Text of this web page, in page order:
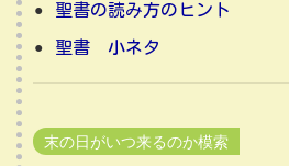
聖書の読み方のヒント
聖書 小ネタ
末の日がいつ来るのか模索